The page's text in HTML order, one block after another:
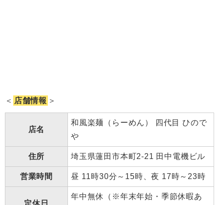
＜ 店舗情報 ＞
店名
和風楽麺（らーめん） 四代目 ひので
や
住所 埼玉県蓮田市本町2-21 田中電機ビル
営業時間 昼 11時30分～15時、夜 17時～23時
定休日
年中無休（※年末年始・季節休暇あ